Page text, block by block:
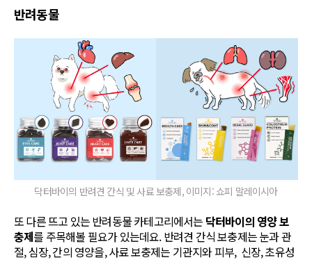
반려동물
닥터바이의 반려견 간식 및 사료 보충제, 이미지: 쇼피 말레이시아
또 다른 뜨고 있는 반려동물 카테고리에서는 닥터바이의 영양 보
충제를 주목해볼 필요가 있는데요. 반려견 간식 보충제는 눈과 관
절, 심장, 간의 영양을, 사료 보충제는 기관지와 피부, 신장, 초유성